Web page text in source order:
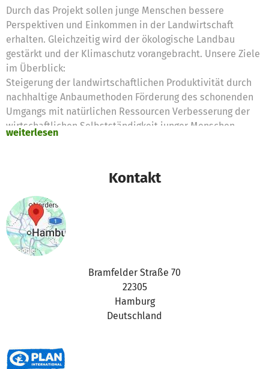
Durch das Projekt sollen junge Menschen bessere
Perspektiven und Einkommen in der Landwirtschaft
erhalten. Gleichzeitig wird der ökologische Landbau
gestärkt und der Klimaschutz vorangebracht. Unsere Ziele
im Überblick:
Steigerung der landwirtschaftlichen Produktivität durch
nachhaltige Anbaumethoden Förderung des schonenden
Umgangs mit natürlichen Ressourcen Verbesserung der
wirtschaftlichen Selbstständigkeit junger Menschen,
Beitrag zur Klimaanpassung und Stärkung der Resilienz
weiterlesen
Kontakt
Bramfelder Straße 70
22305
Hamburg
Deutschland